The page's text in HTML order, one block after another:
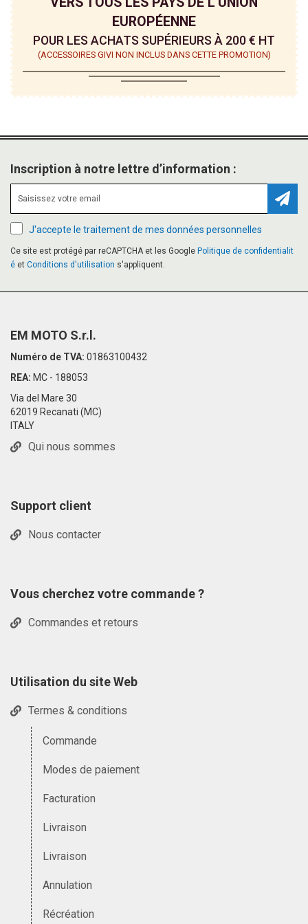
EUROPÉENNE
POUR LES ACHATS SUPÉRIEURS À 200 € HT
(ACCESSOIRES GIVI NON INCLUS DANS CETTE PROMOTION)
Inscription à notre lettre d’information :
J'accepte le traitement de mes données personnelles
Ce site est protégé par reCAPTCHA et les Google Politique de confidentialit
é et Conditions d'utilisation s'appliquent.
EM MOTO S.r.l.
Numéro de TVA: 01863100432
REA: MC - 188053
Via del Mare 30
62019 Recanati (MC)
ITALY
Qui nous sommes
Support client
Nous contacter
Vous cherchez votre commande ?
Commandes et retours
Utilisation du site Web
Termes & conditions
Commande
Modes de paiement
Facturation
Livraison
Livraison
Annulation
Récréation